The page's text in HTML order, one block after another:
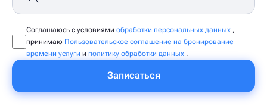
Соглашаюсь с условиями обработки персональных данных ,
принимаю Пользовательское соглашение на бронирование
времени услуги и политику обработки данных .
Записаться